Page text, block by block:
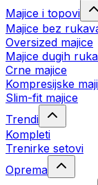
Majice i topovi
Majice bez
Oversized majice
Majice dugih
Crne majice
Kompresijske
Slim-fit majice
Trendi
Kompleti
Trenirke setovi
Oprema